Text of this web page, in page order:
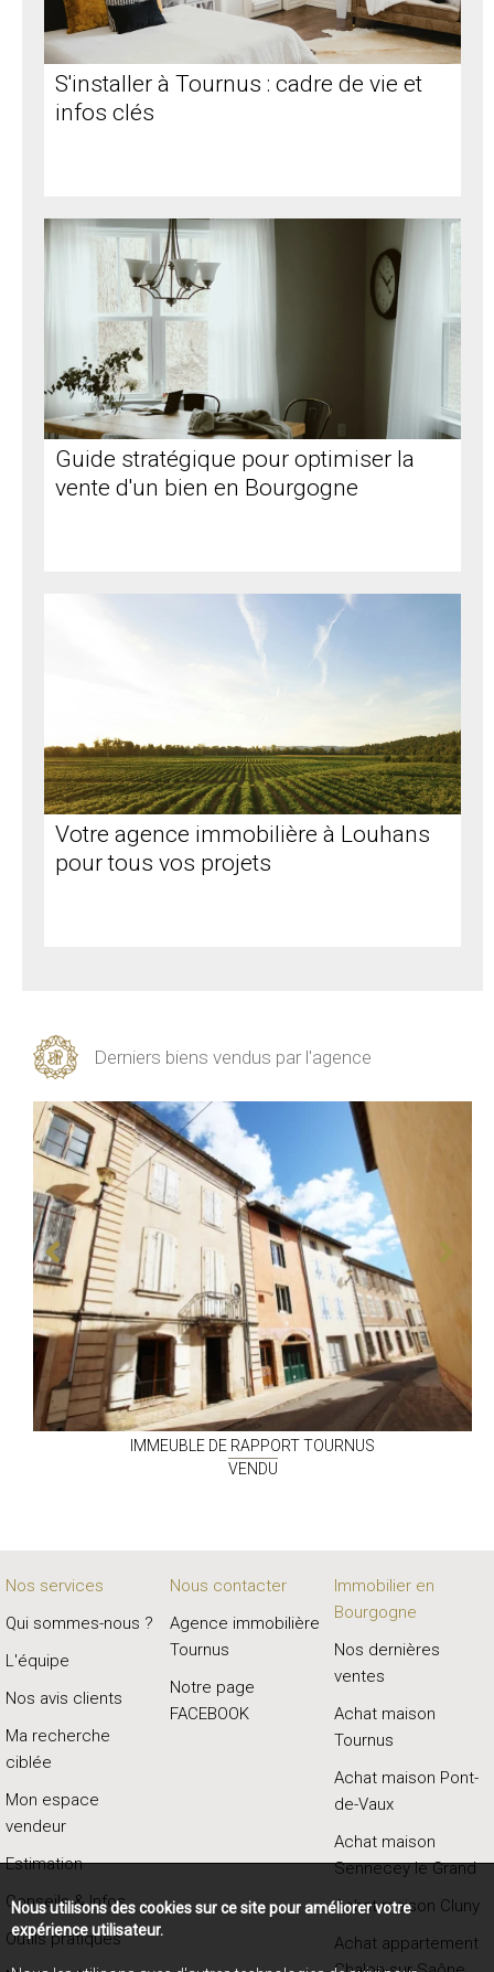
S'installer à Tournus : cadre de vie et
infos clés
Guide stratégique pour optimiser la
vente d'un bien en Bourgogne
Votre agence immobilière à Louhans
pour tous vos projets
Derniers biens vendus par l'agence
IMMEUBLE DE RAPPORTTOURNUS
VENDU
Nos services
Qui sommes-nous ?
L'équipe
Nos avis clients
Ma recherche
ciblée
Mon espace
vendeur
Estimation
Conseils & Infos
Outils pratiques
Nous contacter
Agence immobilière
Tournus
Notre page
FACEBOOK
Immobilier en
Bourgogne
Nos dernières
ventes
Achat maison
Tournus
Achat maison Pont-
de-Vaux
Achat maison
Sennecey le Grand
Achat maison Cluny
Achat appartement
Nous utilisons des cookies sur ce site pour améliorer votre
expérience utilisateur.